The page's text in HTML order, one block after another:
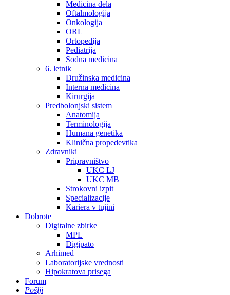
Medicina dela
Oftalmologija
Onkologija
ORL
Ortopedija
Pediatrija
Sodna medicina
6. letnik
Družinska medicina
Interna medicina
Kirurgija
Predbolonjski sistem
Anatomija
Terminologija
Humana genetika
Klinična propedevtika
Zdravniki
Pripravništvo
UKC LJ
UKC MB
Strokovni izpit
Specializacije
Kariera v tujini
Dobrote
Digitalne zbirke
MPL
Digipato
Arhimed
Laboratorijske vrednosti
Hipokratova prisega
Forum
Pošlji